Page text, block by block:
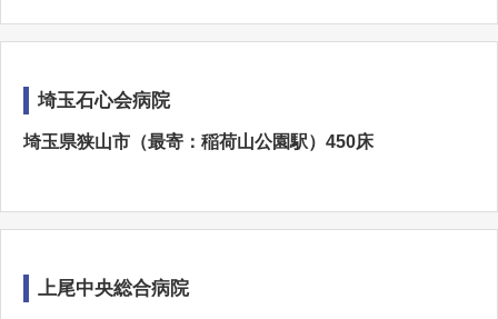
埼玉石心会病院
埼玉県狭山市（最寄：稲荷山公園駅）450床
上尾中央総合病院